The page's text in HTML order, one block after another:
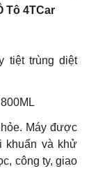
Tô 4TCar
tiệt trùng diệt
Máy được
khuẩn và khử
công ty, giao